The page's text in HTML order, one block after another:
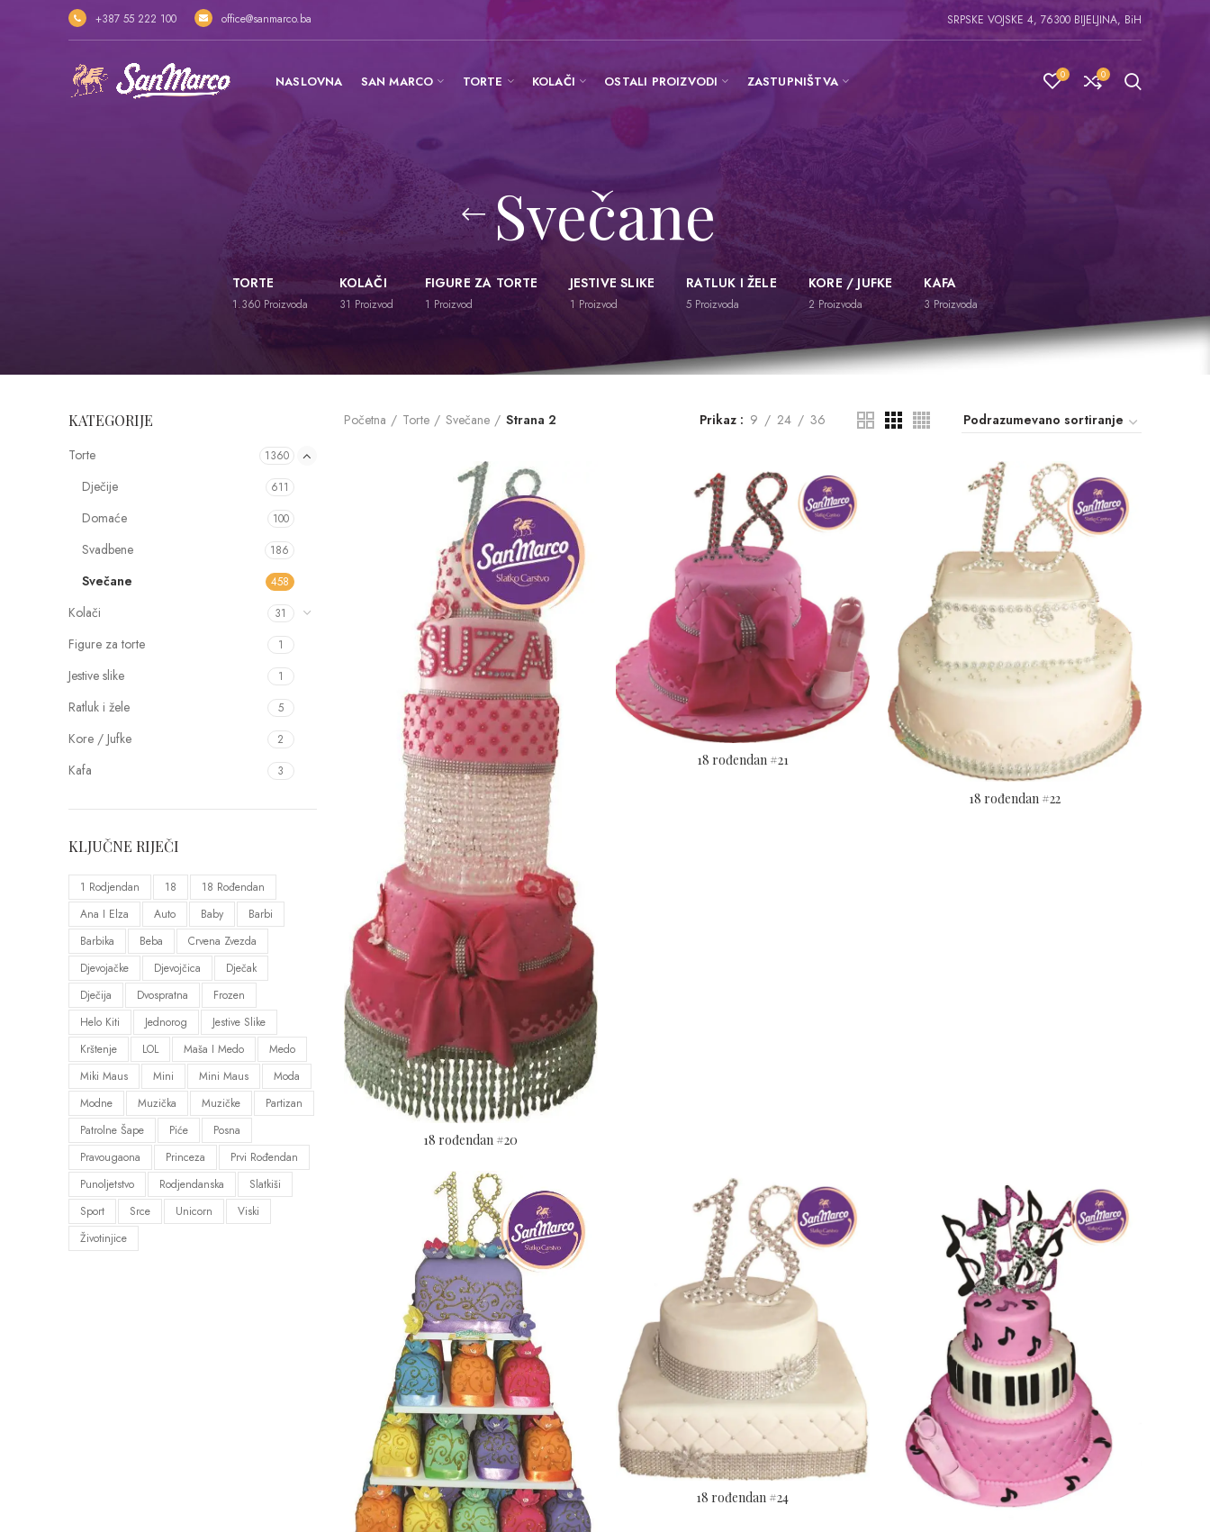
+387 55 222 100 office@sanmarco.ba SRPSKE VOJSKE 4, 76300 BIJELJINA, BiH
NASLOVNA SAN MARCO TORTE KOLAČI OSTALI PROIZVODI ZASTUPNIŠTVA 0 0
Svečane
TORTE
1.360 Proizvoda
KOLAČI
31 Proizvod
FIGURE ZA TORTE
1 Proizvod
JESTIVE SLIKE
1 Proizvod
RATLUK I ŽELE
5 Proizvoda
KORE / JUFKE
2 Proizvoda
KAFA
3 Proizvoda
KATEGORIJE
Torte 1360
Dječije 611
Domaće 100
Svadbene 186
Svečane 458
Kolači 31
Figure za torte 1
Jestive slike 1
Ratluk i žele 5
Kore / Jufke 2
Kafa 3
KLJUČNE RIJEČI
1 Rodjendan 18
18 Rođendan
Ana I Elza
Auto Baby
Barbi
Barbika
Beba
Crvena Zvezda
Djevojačke
Djevojčica
Dječak
Dječija
Dvospratna
Frozen
Helo Kiti
Jednorog
Jestive Slike
Krštenje
LOL Maša I Medo
Medo
Miki Maus
Mini Mini Maus
Moda
Modne
Muzička Muzičke
Partizan
Patrolne Šape
Piće
Posna
Pravougaona
Princeza
Prvi Rođendan
Punoljetstvo
Rodjendanska
Slatkiši
Sport
Srce Unicorn
Viski
Životinjice
Početna Torte Svečane Strana 2 Prikaz 9 24 36
18 rođendan #20
18 rođendan #21
18 rođendan #22
18 rođendan #24